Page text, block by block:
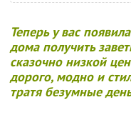
Теперь у вас
дома получить
сказочно низкой
дорого, модно и
тратя безумные